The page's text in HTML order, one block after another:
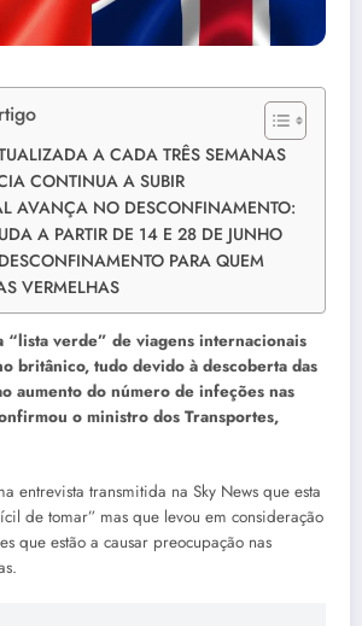
A CADA TRÊS SEMANAS
CONTINUA A SUBIR
AVANÇA NO DESCONFINAMENTO:
A PARTIR DE 14 E 28 DE JUNHO
PARA QUEM
VERMELHAS
“lista verde” de viagens internacionais
britânico, tudo devido à descoberta das
aumento do número de infeções nas
o ministro dos Transportes,
entrevista transmitida na Sky News que esta
de tomar” mas que levou em consideração
que estão a causar preocupação nas